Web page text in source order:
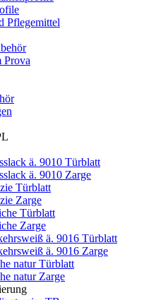
Pflegemittel
Prova
ä. 9010 Türblatt
ä. 9010 Zarge
Türblatt
Zarge
Türblatt
Zarge
ä. 9016 Türblatt
ä. 9016 Zarge
natur Türblatt
natur Zarge